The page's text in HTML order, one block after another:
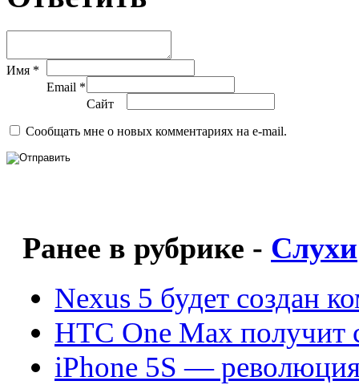
Имя *
Email *
Сайт
Сообщать мне о новых комментариях на e-mail.
Ранее в рубрике - Слухи
Nexus 5 будет создан
HTC One Max получит
iPhone 5S —